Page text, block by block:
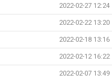
2022-02-27 12:24
2022-02-22 13:20
2022-02-18 13:16
2022-02-12 16:22
2022-02-07 13:49